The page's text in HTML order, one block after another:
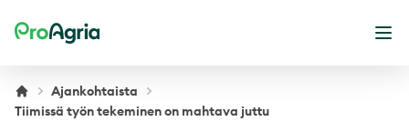
ProAgria
Ajankohtaista
Tiimissä työn tekeminen on mahtava juttu